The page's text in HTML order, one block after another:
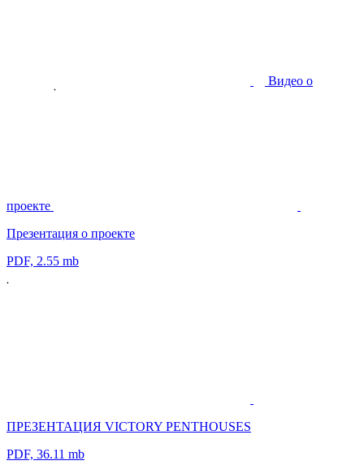
Видео о
проекте
Презентация о проекте
PDF, 2.55 mb
ПРЕЗЕНТАЦИЯ VICTORY PENTHOUSES
PDF, 36.11 mb